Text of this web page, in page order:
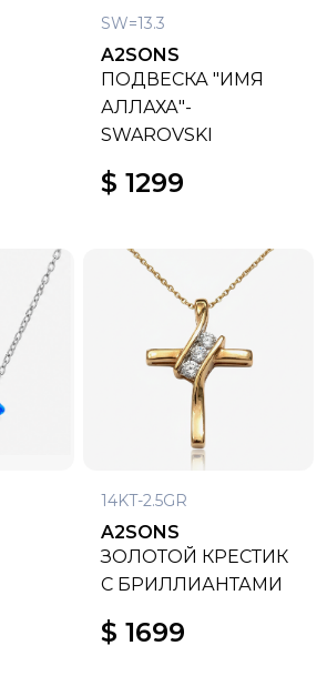
SW=13.3
A2SONS
ПОДВЕСКА "ИМЯ
АЛЛАХА"-
SWAROVSKI
$ 1299
14KT-2.5GR
A2SONS
ЗОЛОТОЙ КРЕСТИК
С БРИЛЛИАНТАМИ
$ 1699